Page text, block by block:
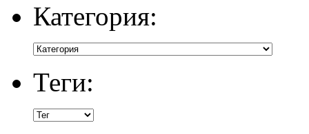
Категория:
Теги: